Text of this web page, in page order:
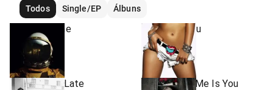
Todos Single/EP Álbuns
Coming Home
Álbum
Just Like You
2015
•
Álbum
Fashionably Late The Drug In Me Is You